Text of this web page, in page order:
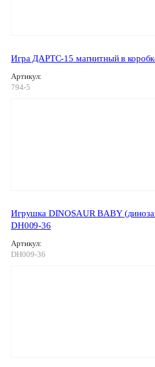
Игра ДАРТС-15 магнитный в
Артикул:
794-5
Игрушка DINOSAUR BABY
DH009-36
Артикул:
DH009-36